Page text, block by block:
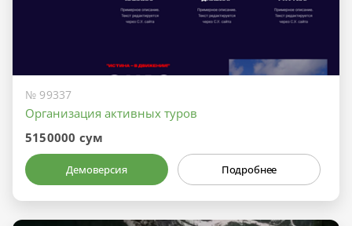
№ 99337
Организация активных туров
5150000 сум
Демоверсия Подробнее